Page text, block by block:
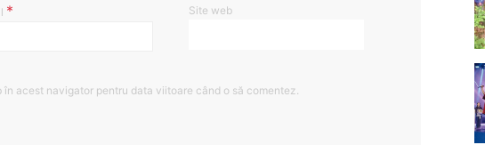
* Site web
acest navigator pentru data viitoare când o să comentez.